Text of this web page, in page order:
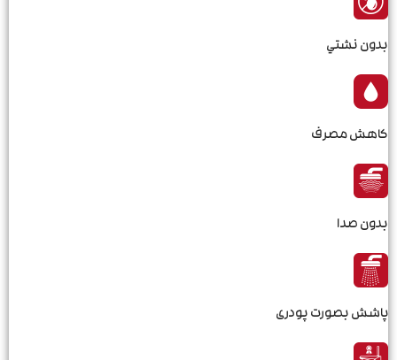
بدون نشتي
کاهش مصرف
بدون صدا
پاشش بصورت پودری